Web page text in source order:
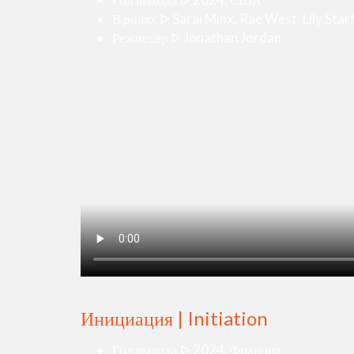
Инициация | Initiation